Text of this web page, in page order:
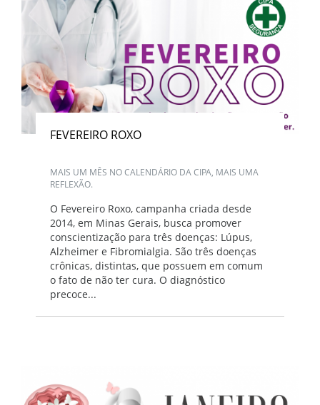
FEVEREIRO ROXO
MAIS UM MÊS NO CALENDÁRIO DA CIPA, MAIS UMA
REFLEXÃO.
O Fevereiro Roxo, campanha criada desde
2014, em Minas Gerais, busca promover
conscientização para três doenças: Lúpus,
Alzheimer e Fibromialgia. São três doenças
crônicas, distintas, que possuem em comum
o fato de não ter cura. O diagnóstico
precoce...